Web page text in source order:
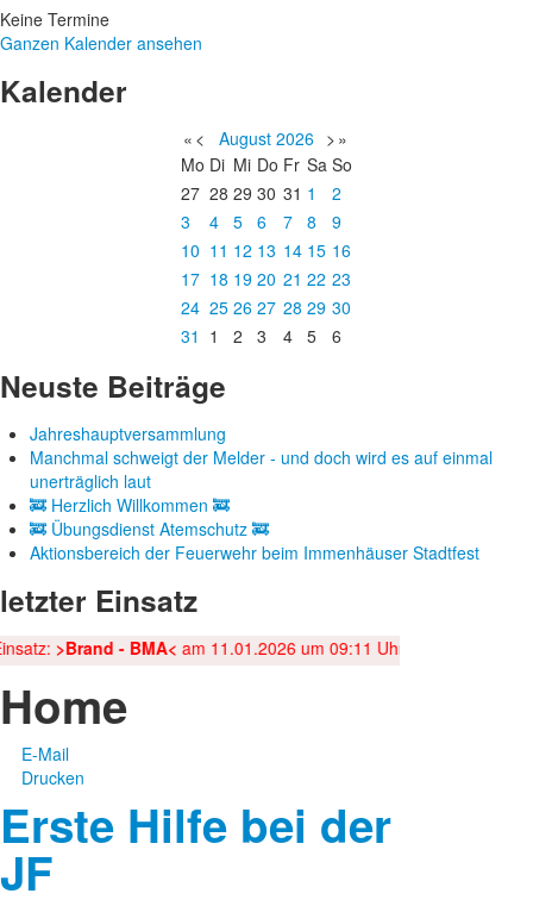
Keine Termine
Ganzen Kalender ansehen
Kalender
« < August 2026 > »
Mo Di Mi Do Fr Sa So
27 28 29 30 31 1
2
3
4 5 6 7 8
9
10 11 12 13 14 15 16
17 18 19 20 21 22 23
24 25 26 27 28 29 30
31 1 2 3 4 5 6
Neuste Beiträge
Jahreshauptversammlung
Manchmal schweigt der Melder - und doch wird es auf einmal
unerträglich laut
🚒 Herzlich Willkommen 🚒
🚒 Übungsdienst Atemschutz 🚒
Aktionsbereich der Feuerwehr beim Immenhäuser Stadtfest
letzter Einsatz
>Brand - BMA<am 11.01.2026 um 09:11 Uhr
Home
E-Mail
Drucken
Erste Hilfe bei der
JF